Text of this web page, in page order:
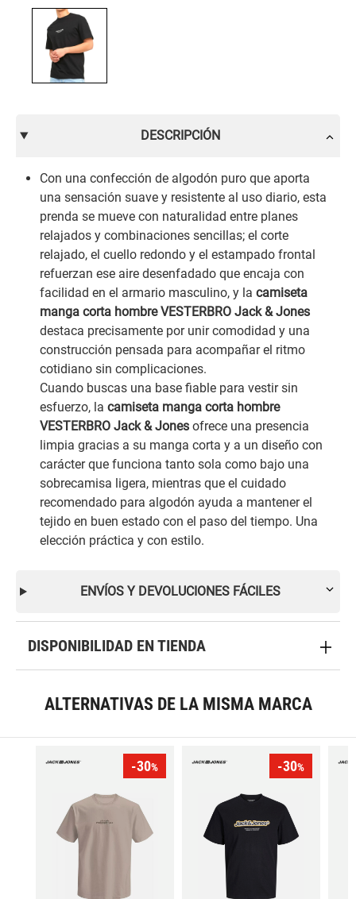
DESCRIPCIÓN
Con una confección de algodón puro que aporta
una sensación suave y resistente al uso diario, esta
prenda se mueve con naturalidad entre planes
relajados y combinaciones sencillas; el corte
relajado, el cuello redondo y el estampado frontal
refuerzan ese aire desenfadado que encaja con
facilidad en el armario masculino, y la camiseta
manga corta hombre VESTERBRO Jack & Jones
destaca precisamente por unir comodidad y una
construcción pensada para acompañar el ritmo
cotidiano sin complicaciones.
Cuando buscas una base fiable para vestir sin
esfuerzo, la camiseta manga corta hombre
VESTERBRO Jack & Jones ofrece una presencia
limpia gracias a su manga corta y a un diseño con
carácter que funciona tanto sola como bajo una
sobrecamisa ligera, mientras que el cuidado
recomendado para algodón ayuda a mantener el
tejido en buen estado con el paso del tiempo. Una
elección práctica y con estilo.
ENVÍOS Y DEVOLUCIONES FÁCILES
DISPONIBILIDAD EN TIENDA
ALTERNATIVAS DE LA MISMA MARCA
-30% -30%